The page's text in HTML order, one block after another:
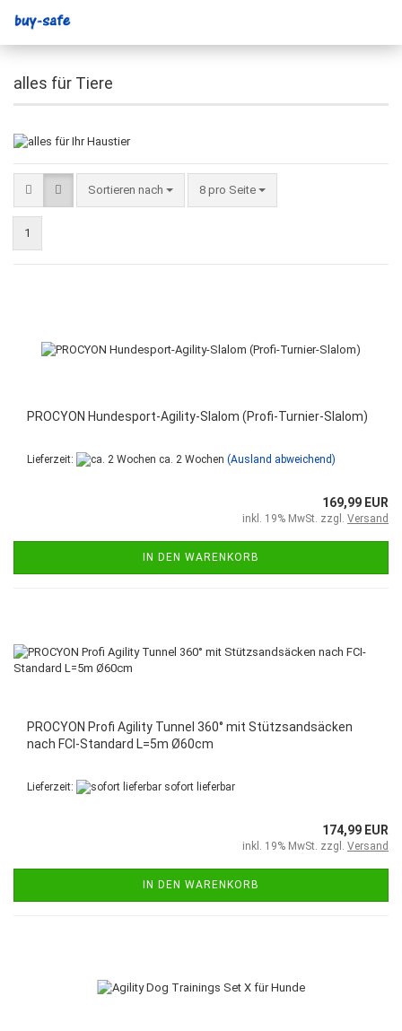
alles für Tiere
Sortieren nach 8 pro Seite
1
PROCYON Hundesport-Agility-Slalom (Profi-Turnier-Slalom)
Lieferzeit: ca. 2 Wochen (Ausland abweichend)
169,99 EUR
inkl. 19% MwSt. zzgl. Versand
IN DEN WARENKORB
PROCYON Profi Agility Tunnel 360° mit Stützsandsäcken
nach FCI-Standard L=5m Ø60cm
Lieferzeit: sofort lieferbar
174,99 EUR
inkl. 19% MwSt. zzgl. Versand
IN DEN WARENKORB